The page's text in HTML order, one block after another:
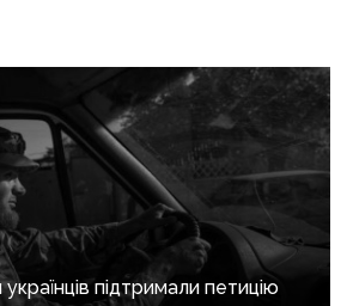
підтримали петицію